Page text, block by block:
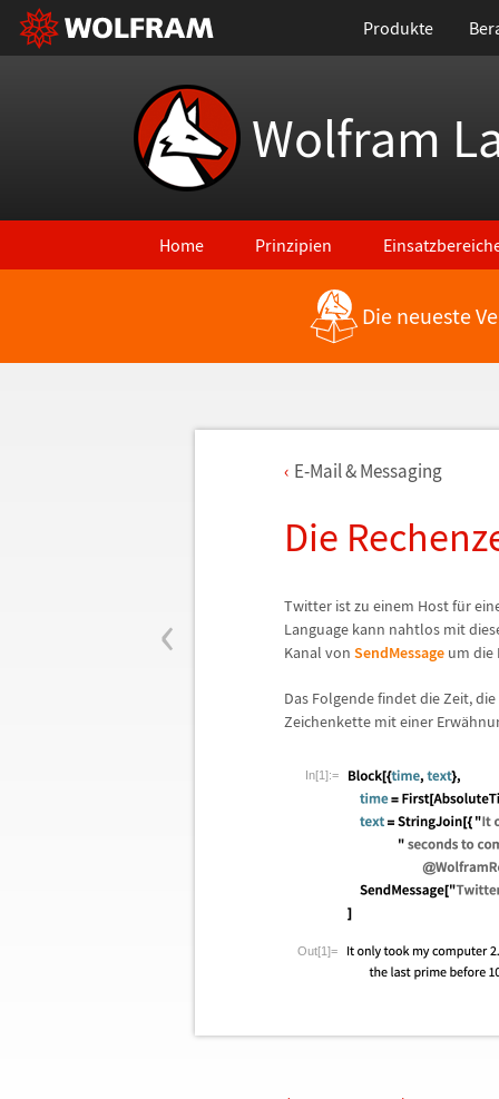
Produkte
Wolfram
Home Prinzipien
Die neueste
‹
E-Mail & Messaging
Die
Twitter ist zu einem Host für
Language kann nahtlos mit
Kanal von SendMessage um die
Das Folgende findet die Zeit,
Zeichenkette mit einer Erwä
In[1]:=
Out[1]=